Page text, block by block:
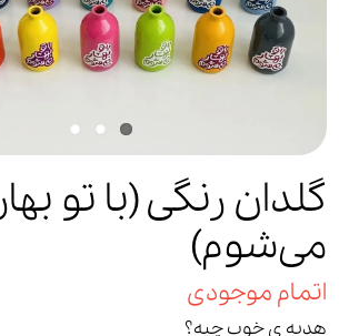
گلدان رنگی (با تو بهار
می‌شوم)
اتمام موجودی
هدیه ی خوب چیه؟